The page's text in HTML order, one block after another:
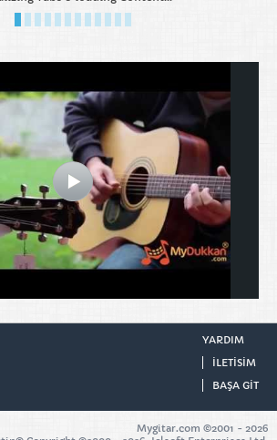
YARDIM
ILETISIM
BAŞA GIT
Mygitar.com ©2001 - 2026